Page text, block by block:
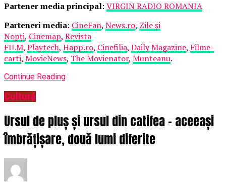
Partener media principal: VIRGIN RADIO ROMANIA
Parteneri media: CineFan, News.ro, Zile și
Nopți, Cinemap, Revista
FILM, Playtech, Happ.ro, Cinefilia, Daily Magazine, Filme-
carti, MovieNews, The Movienator, Munteanu.
Continue Reading
Cultură
Ursul de pluș și ursul din catifea – aceeași
îmbrățișare, două lumi diferite